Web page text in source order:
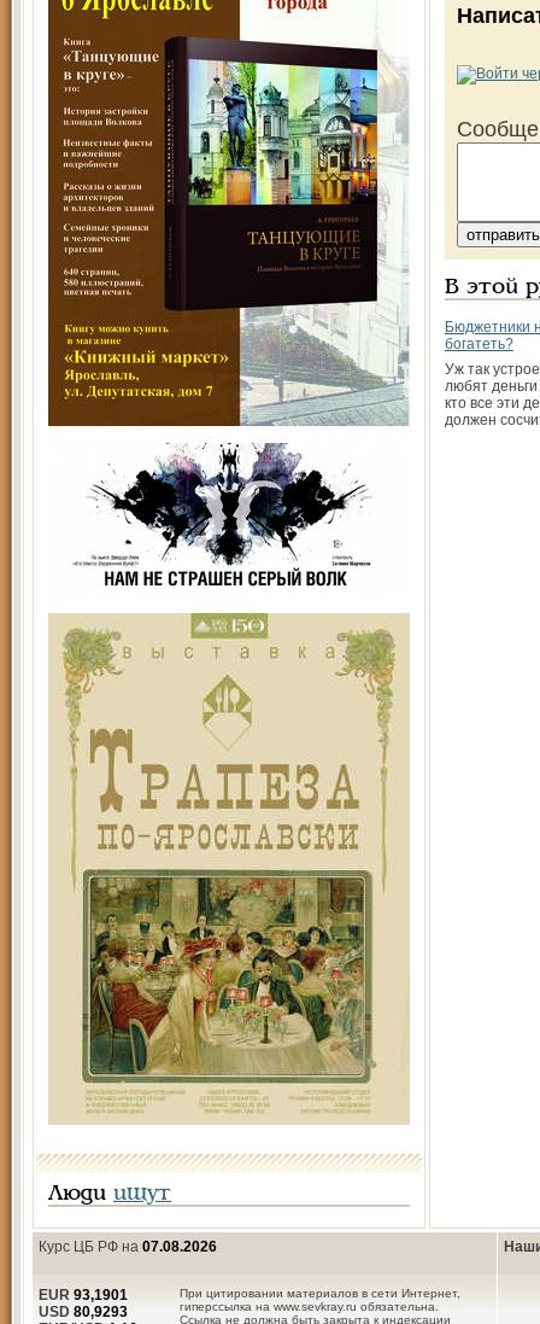
Люди ищут
В этой
Бюджетники
богатеть?
Уж так
любят
кто все эти
должен
Курс ЦБ РФ на 07.08.2026
При цитировании материалов в сети Интернет,
гиперссылка на www.sevkray.ru обязательна.
Ссылка не должна быть закрыта к индексации
EUR 93,1901
USD 80,9293